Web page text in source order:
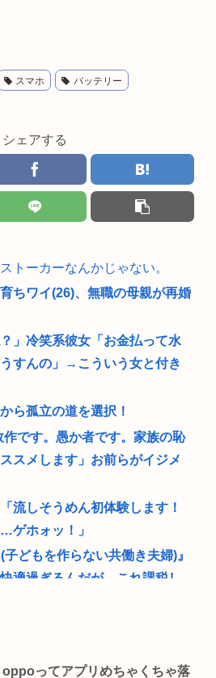
スマホ バッテリー
シェアする
トーカーなんかじゃない。
ちワイ(26)、無職の母親が再婚
」冷笑系彼女「お金払って水
すんの」→こういう女と付き
ら孤立の道を選択！
です。愚か者です。家族の恥
スメします」お前らがイジメ
流しそうめん初体験します！
ゲホォッ！」
どもを作らない共働き夫婦)』
適過ぎるんだが、これ課税し
経過したけど全く金が増えな
子供電話相談室」👧「犬は大き
oppoってアプリめちゃくちゃ落